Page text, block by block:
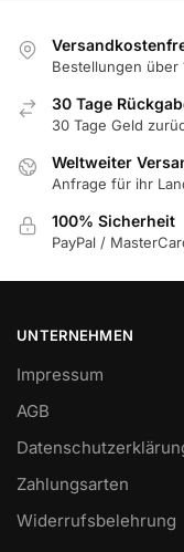
Bestellungen über
30 Tage
30 Tage Geld
Weltweiter
Anfrage für ihr
100% Sicherheit
PayPal /
UNTERNEHMEN
Impressum
AGB
Zahlungsarten
Widerrufsbelehrung